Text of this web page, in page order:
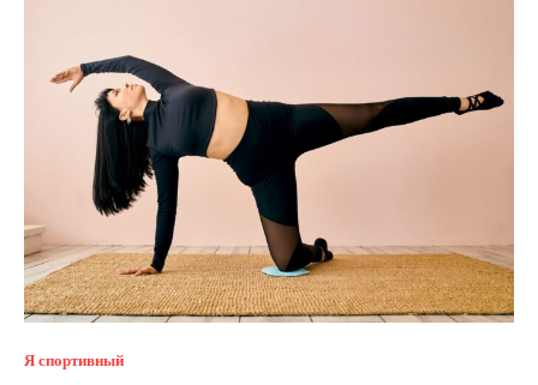
Я спортивный